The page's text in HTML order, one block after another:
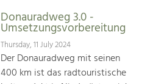
Donauradweg 3.0 -
Umsetzungsvorbereitung
Thursday, 11 July 2024
Der Donauradweg mit seinen
400 km ist das radtouristische